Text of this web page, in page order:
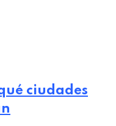
ciudades